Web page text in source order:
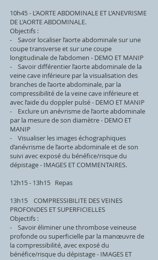
10h45 - L’AORTE ABDOMINALE ET L’ANEVRISME
DE L’AORTE ABDOMINALE.
Objectifs :
- Savoir localiser l’aorte abdominale sur une
coupe transverse et sur une coupe
longitudinale de l’abdomen - DEMO ET MANIP
- Savoir différentier l’aorte abdominale de la
veine cave inférieure par la visualisation des
branches de l’aorte abdominale, par la
compressibilité de la veine cave inférieure et
avec l’aide du doppler pulsé - DEMO ET MANIP
- Exclure un anévrisme de l’aorte abdominale
par la mesure de son diamètre - DEMO ET
MANIP
- Visualiser les images échographiques
d’anévrisme de l’aorte abdominale et de son
suivi avec exposé du bénéfice/risque du
dépistage - IMAGES ET COMMENTAIRES.
12h15 - 13h15 Repas
13h15 COMPRESSIBILITE DES VEINES
PROFONDES ET SUPERFICIELLES
Objectifs :
- Savoir éliminer une thrombose veineuse
profonde ou superficielle par la manœuvre de
la compressibilité, avec exposé du
bénéfice/risque du dépistage - IMAGES ET